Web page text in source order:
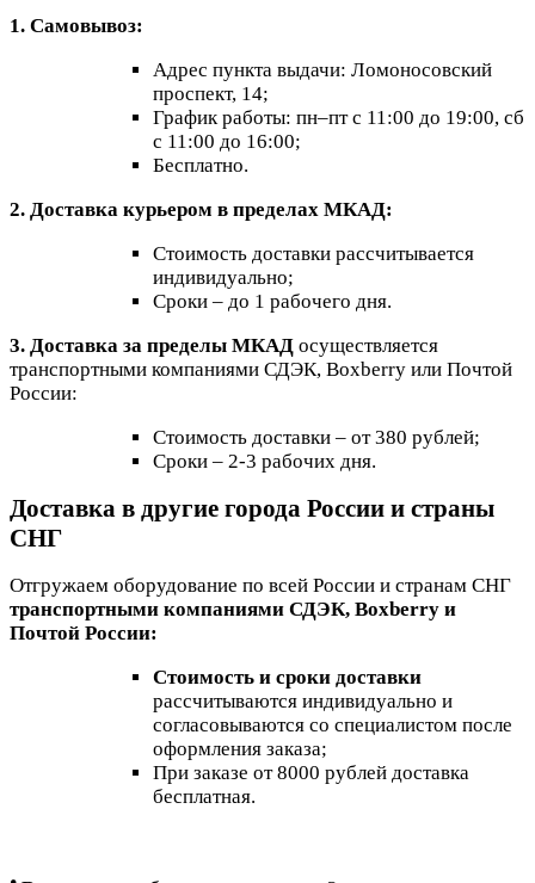
1. Самовывоз:
Адрес пункта выдачи: Ломоносовский
проспект, 14;
График работы: пн–пт с 11:00 до 19:00, сб
с 11:00 до 16:00;
Бесплатно.
2. Доставка курьером в пределах МКАД:
Стоимость доставки рассчитывается
индивидуально;
Сроки – до 1 рабочего дня.
3. Доставка за пределы МКАД осуществляется
транспортными компаниями СДЭК, Boxberry или Почтой
России:
Стоимость доставки – от 380 рублей;
Сроки – 2-3 рабочих дня.
Доставка в другие города России и страны
СНГ
Отгружаем оборудование по всей России и странам СНГ
транспортными компаниями СДЭК, Boxberry и
Почтой России:
Стоимость и сроки доставки
рассчитываются индивидуально и
согласовываются со специалистом после
оформления заказа;
При заказе от 8000 рублей доставка
бесплатная.